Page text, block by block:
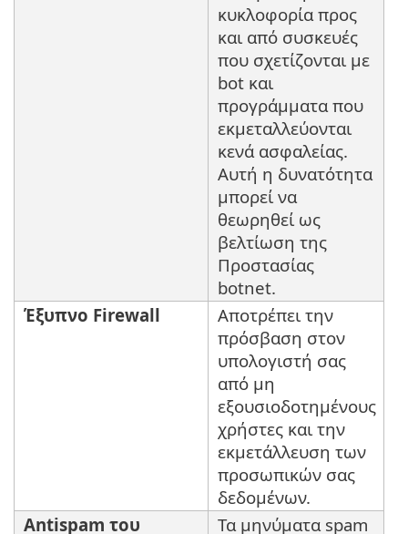
κυκλοφορία προς
και από συσκευές
που σχετίζονται με
bot και
προγράμματα που
εκμεταλλεύονται
κενά ασφαλείας.
Αυτή η δυνατότητα
μπορεί να
θεωρηθεί ως
βελτίωση της
Προστασίας
botnet.
Έξυπνο Firewall
Αποτρέπει την
πρόσβαση στον
υπολογιστή σας
από μη
εξουσιοδοτημένους
χρήστες και την
εκμετάλλευση των
προσωπικών σας
δεδομένων.
Antispam του
Τα μηνύματα spam